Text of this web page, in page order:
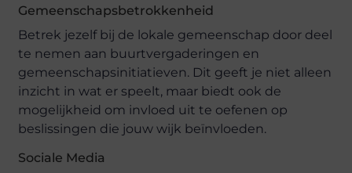
Gemeenschapsbetrokkenheid
Betrek jezelf bij de lokale gemeenschap door deel
te nemen aan buurtvergaderingen en
gemeenschapsinitiatieven. Dit geeft je niet alleen
inzicht in wat er speelt, maar biedt ook de
mogelijkheid om invloed uit te oefenen op
beslissingen die jouw wijk beïnvloeden.
Sociale Media